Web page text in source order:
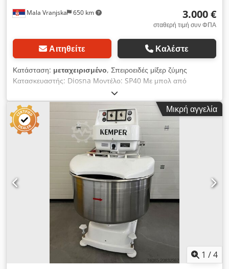
Mala Vranjska 650 km 3.000 €
σταθερή τιμή συν ΦΠΑ
Αιτηθείτε Καλέστε
Κατάσταση: μεταχειρισμένο, Σπειροειδές μίξερ ζύμης
Κατασκευαστής: Diosna Μοντέλο: SP40 Με μπολ από
ανοξείδωτο ατσάλι και σπείρα Διαστάσεις: 570x900x1180mm
Όγκος: 70 λίτρα Χωρητικότητα: έως 40 kg ζύμης
Dedouubdwepfx Aqieck 2 ταχύτητες ΧρονοδιακόπτηςΜικρή αγγελία
1 /4